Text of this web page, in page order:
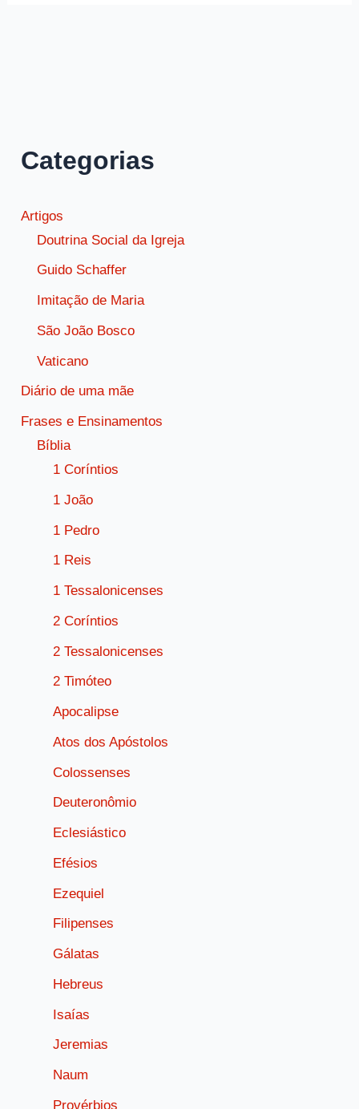
graças
Categorias
Artigos
Doutrina Social da Igreja
Guido Schaffer
Imitação de Maria
São João Bosco
Vaticano
Diário de uma mãe
Frases e Ensinamentos
Bíblia
1 Coríntios
1 João
1 Pedro
1 Reis
1 Tessalonicenses
2 Coríntios
2 Tessalonicenses
2 Timóteo
Apocalipse
Atos dos Apóstolos
Colossenses
Deuteronômio
Eclesiástico
Efésios
Ezequiel
Filipenses
Gálatas
Hebreus
Isaías
Jeremias
Naum
Provérbios